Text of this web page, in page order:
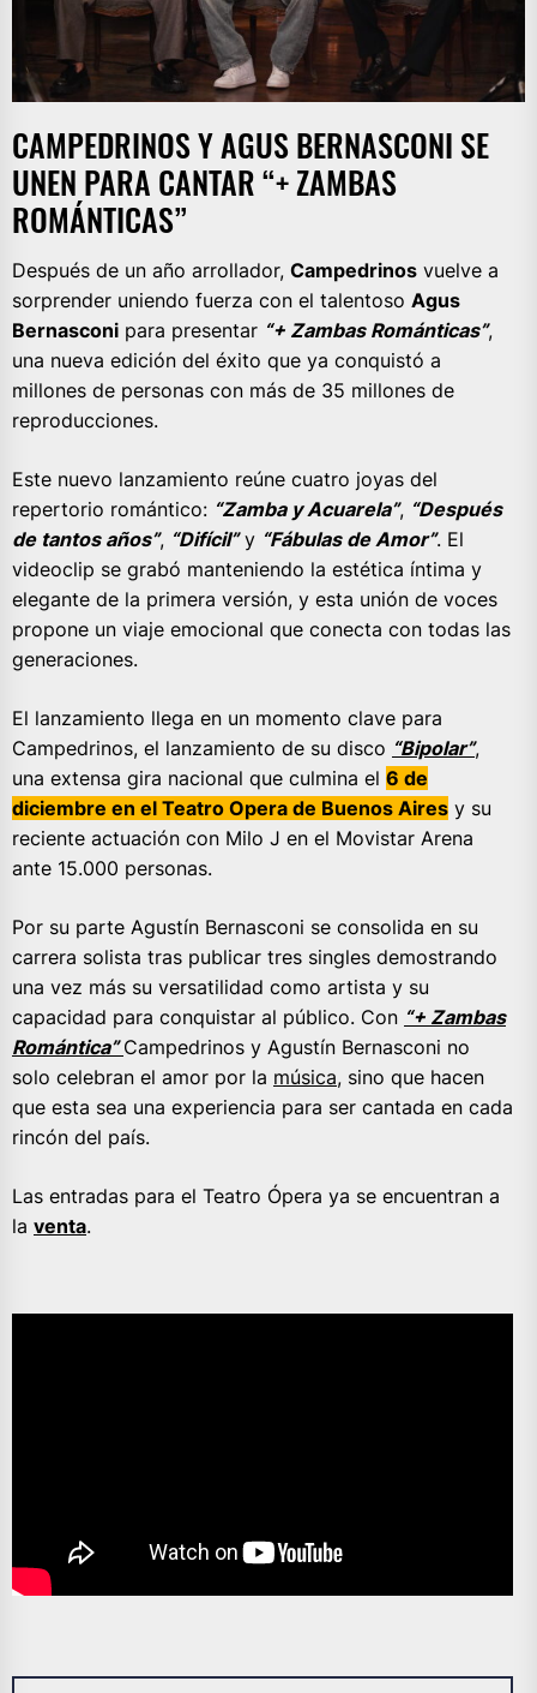
CAMPEDRINOS Y AGUS BERNASCONI SE
UNEN PARA CANTAR “+ ZAMBAS
ROMÁNTICAS”
Después de un año arrollador, Campedrinos vuelve a
sorprender uniendo fuerza con el talentoso Agus
Bernasconi para presentar “+ Zambas Románticas”,
una nueva edición del éxito que ya conquistó a
millones de personas con más de 35 millones de
reproducciones.
Este nuevo lanzamiento reúne cuatro joyas del
repertorio romántico: “Zamba y Acuarela”, “Después
de tantos años”, “Difícil”y “Fábulas de Amor”. El
videoclip se grabó manteniendo la estética íntima y
elegante de la primera versión, y esta unión de voces
propone un viaje emocional que conecta con todas las
generaciones.
El lanzamiento llega en un momento clave para
Campedrinos, el lanzamiento de su disco “Bipolar”,
una extensa gira nacional que culmina el 6 de
diciembre en el Teatro Opera de Buenos Aires y su
reciente actuación con Milo J en el Movistar Arena
ante 15.000 personas.
Por su parte Agustín Bernasconi se consolida en su
carrera solista tras publicar tres singles demostrando
una vez más su versatilidad como artista y su
capacidad para conquistar al público. Con “+ Zambas
Romántica”Campedrinos y Agustín Bernasconi no
solo celebran el amor por la música, sino que hacen
que esta sea una experiencia para ser cantada en cada
rincón del país.
Las entradas para el Teatro Ópera ya se encuentran a
la venta.